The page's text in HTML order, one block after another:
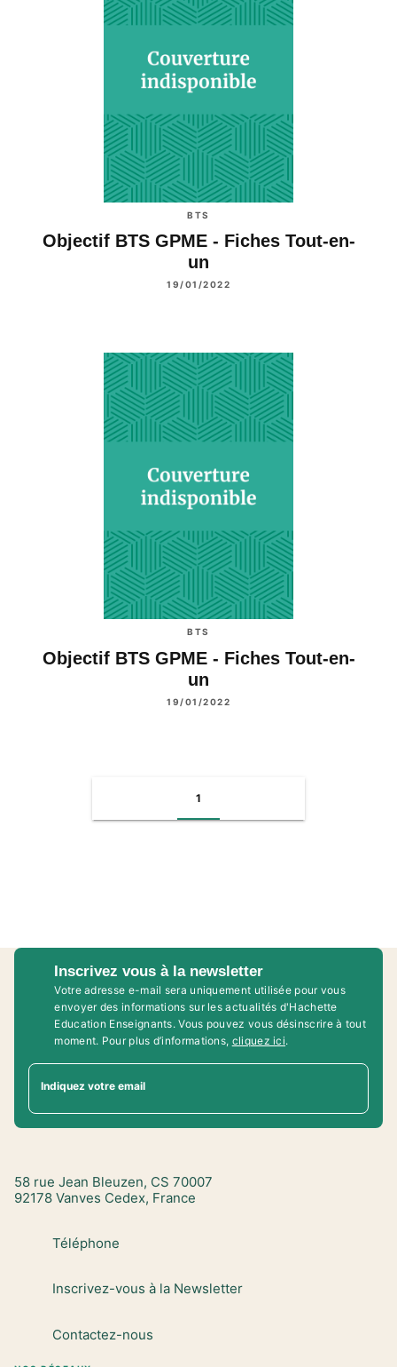
BTS
Objectif BTS GPME - Fiches Tout-en-
un
19/01/2022
BTS
Objectif BTS GPME - Fiches Tout-en-
un
19/01/2022
1
Inscrivez vous à la newsletter
Votre adresse e-mail sera uniquement utilisée pour vous
envoyer des informations sur les actualités d'Hachette
Education Enseignants. Vous pouvez vous désinscrire à tout
moment. Pour plus d’informations, cliquez ici.
Indiquez votre email
58 rue Jean Bleuzen, CS 70007
92178 Vanves Cedex, France
Téléphone
Inscrivez-vous à la Newsletter
Contactez-nous